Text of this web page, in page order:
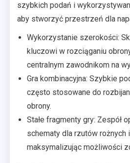
szybkich podań i
aby stworzyć przestrzeń dla
Wykorzystanie szerokości:
kluczowi w rozciąganiu
centralnym zawodnikom na
Gra kombinacyjna: Szybkie
często stosowane do
obrony.
Stałe fragmenty gry: Zespół
schematy dla rzutów rożnych
maksymalizując możliwości